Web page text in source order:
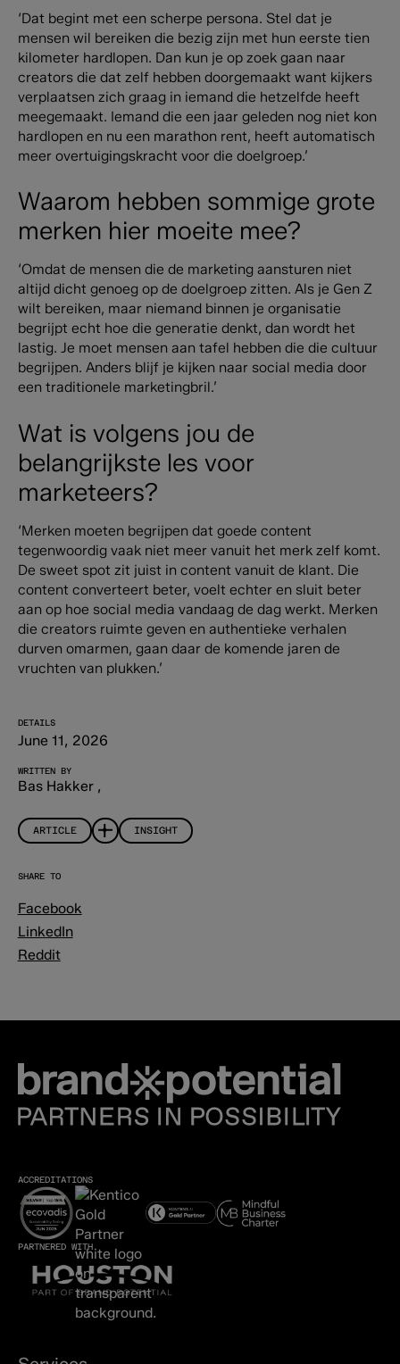
‘Dat begint met een scherpe persona. Stel dat je
mensen wil bereiken die bezig zijn met hun eerste tien
kilometer hardlopen. Dan kun je op zoek gaan naar
creators die dat zelf hebben doorgemaakt want kijkers
verplaatsen zich graag in iemand die hetzelfde heeft
meegemaakt. Iemand die een jaar geleden nog niet kon
hardlopen en nu een marathon rent, heeft automatisch
meer overtuigingskracht voor die doelgroep.’
Waarom hebben sommige grote
merken hier moeite mee?
‘Omdat de mensen die de marketing aansturen niet
altijd dicht genoeg op de doelgroep zitten. Als je Gen Z
wilt bereiken, maar niemand binnen je organisatie
begrijpt echt hoe die generatie denkt, dan wordt het
lastig. Je moet mensen aan tafel hebben die die cultuur
begrijpen. Anders blijf je kijken naar social media door
een traditionele marketingbril.’
Wat is volgens jou de
belangrijkste les voor
marketeers?
‘Merken moeten begrijpen dat goede content
tegenwoordig vaak niet meer vanuit het merk zelf komt.
De sweet spot zit juist in content vanuit de klant. Die
content converteert beter, voelt echter en sluit beter
aan op hoe social media vandaag de dag werkt. Merken
die creators ruimte geven en authentieke verhalen
durven omarmen, gaan daar de komende jaren de
vruchten van plukken.’
DETAILS
June 11, 2026
WRITTEN BY
Bas Hakker ,
ARTICLE INSIGHT
SHARE TO
Facebook
LinkedIn
Reddit
ACCREDITATIONS
PARTNERED WITH